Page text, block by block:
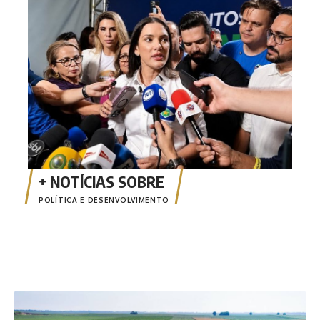
POLÍTICA E DESENVOLVIMENTO